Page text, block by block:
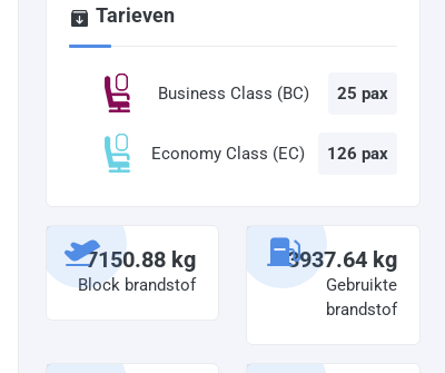
Tarieven
Business Class (BC) 25 pax
Economy Class (EC) 126 pax
7150.88 kg
Block brandstof
3937.64 kg
Gebruikte
brandstof